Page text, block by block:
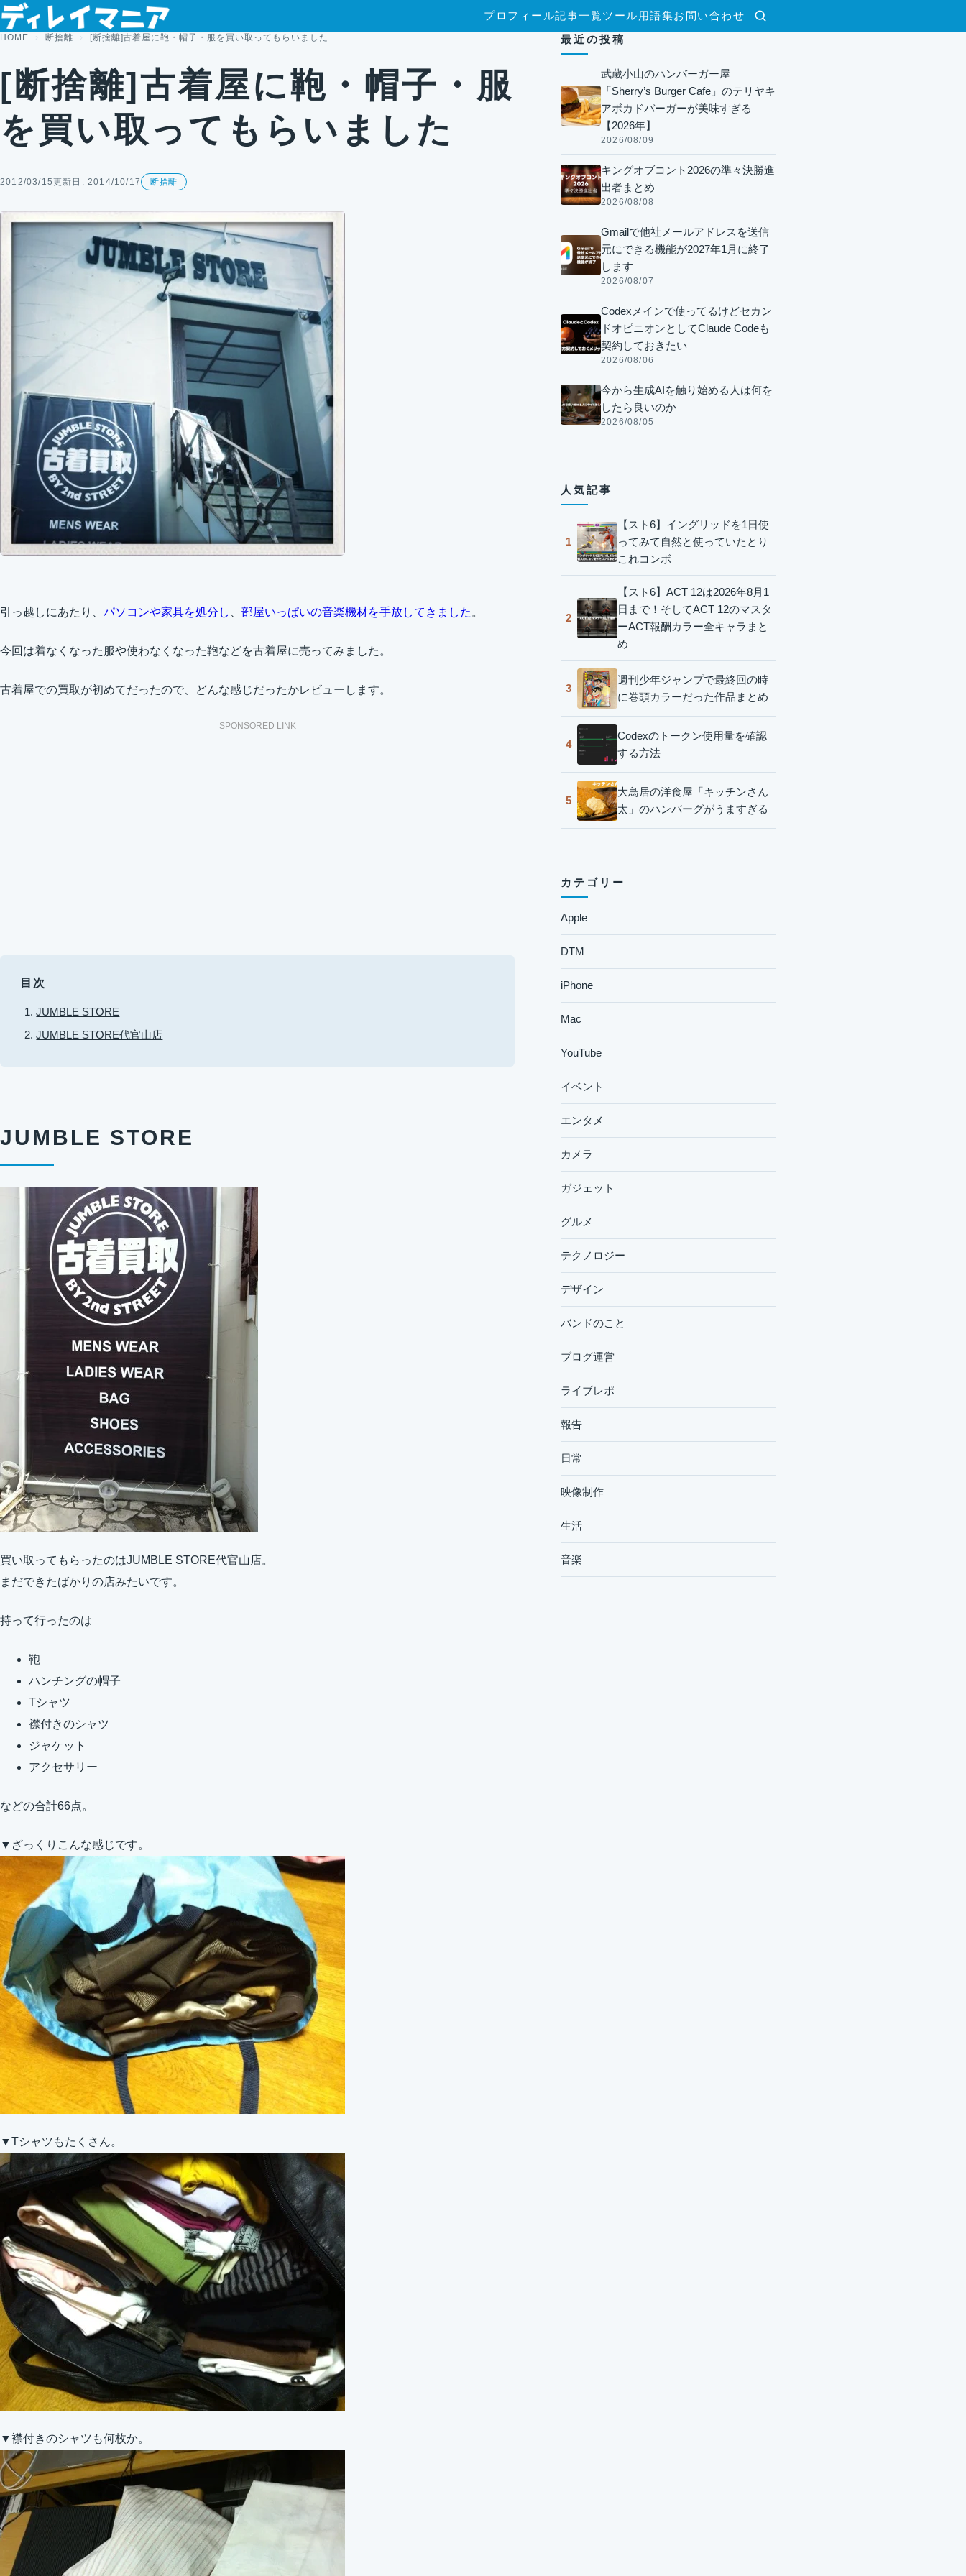
コンテンツへスキップ
検索
プロフィール記事一覧ツール 用語集お問い合わせ
HOME 断捨離 [断捨離]古着屋に鞄・帽子・服を買い取ってもらいました
[断捨離]古着屋に鞄・帽子・服
を買い取ってもらいました
2012/03/15更新日: 2014/10/17 断捨離
引っ越しにあたり、 パソコンや家具を処分し 部屋いっぱいの音楽機材を手放してきました 。
今回は着なくなった服や使わなくなった鞄などを古着屋に売ってみました。
古着屋での買取が初めてだったので、どんな感じだったかレビューします。
SPONSORED LINK
目次
JUMBLE STORE
JUMBLE STORE代官山店
JUMBLE STORE
買い取ってもらったのはJUMBLE STORE代官山店。
まだできたばかりの店みたいです。
持って行ったのは
鞄
ハンチングの帽子
Tシャツ
襟付きのシャツ
ジャケット
アクセサリー
などの合計66点。
▼ざっくりこんな感じです。
▼Tシャツもたくさん。
▼襟付きのシャツも何枚か。
最近の投稿
武蔵小山のハンバーガー屋
「Sherry’s Burger Cafe」のテリヤキ
アボカドバーガーが美味すぎる
【2026年】
2026/08/09
キングオブコント2026の準々決勝進
出者まとめ
2026/08/08
Gmailで他社メールアドレスを送信
元にできる機能が2027年1月に終了
します
2026/08/07
Codexメインで使ってるけどセカン
ドオピニオンとしてClaude Codeも
契約しておきたい
2026/08/06
今から生成AIを触り始める人は何を
したら良いのか
2026/08/05
人気記事
1
【スト6】イングリッドを1日使
ってみて自然と使っていたとり
これコンボ
2
【スト6】ACT 12は2026年8月1
日まで！そしてACT 12のマスタ
ーACT報酬カラー全キャラまと
め
3
週刊少年ジャンプで最終回の時
に巻頭カラーだった作品まとめ
4
Codexのトークン使用量を確認
する方法
5
大鳥居の洋食屋「キッチンさん
太」のハンバーグがうますぎる
カテゴリー
Apple
DTM
iPhone
Mac
YouTube
イベント
エンタメ
カメラ
ガジェット
グルメ
テクノロジー
デザイン
バンドのこと
ブログ運営
ライブレポ
報告
日常
映像制作
生活
音楽